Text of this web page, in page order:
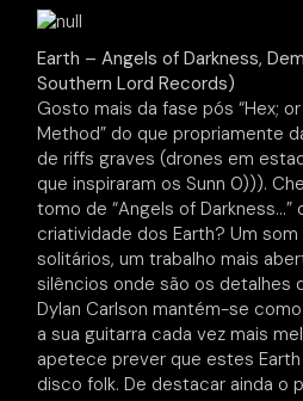
Earth – Angels of Darkness,
Southern Lord Records)
Gosto mais da fase pós “Hex;
Method” do que propriamente
de riffs graves (drones em
que inspiraram os Sunn 0))).
tomo de “Angels of Darkness…”
criatividade dos Earth? Um
solitários, um trabalho mais
silêncios onde são os detalhes
Dylan Carlson mantém-se
a sua guitarra cada vez mais
apetece prever que estes Earth
disco folk. De destacar ainda o